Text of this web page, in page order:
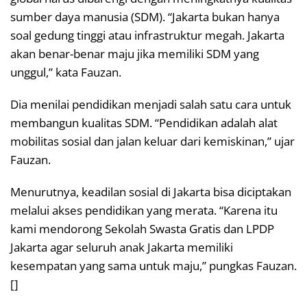
sumber daya manusia (SDM). “Jakarta bukan hanya
soal gedung tinggi atau infrastruktur megah. Jakarta
akan benar-benar maju jika memiliki SDM yang
unggul,” kata Fauzan.
Dia menilai pendidikan menjadi salah satu cara untuk
membangun kualitas SDM. “Pendidikan adalah alat
mobilitas sosial dan jalan keluar dari kemiskinan,” ujar
Fauzan.
Menurutnya, keadilan sosial di Jakarta bisa diciptakan
melalui akses pendidikan yang merata. “Karena itu
kami mendorong Sekolah Swasta Gratis dan LPDP
Jakarta agar seluruh anak Jakarta memiliki
kesempatan yang sama untuk maju,” pungkas Fauzan.
[]